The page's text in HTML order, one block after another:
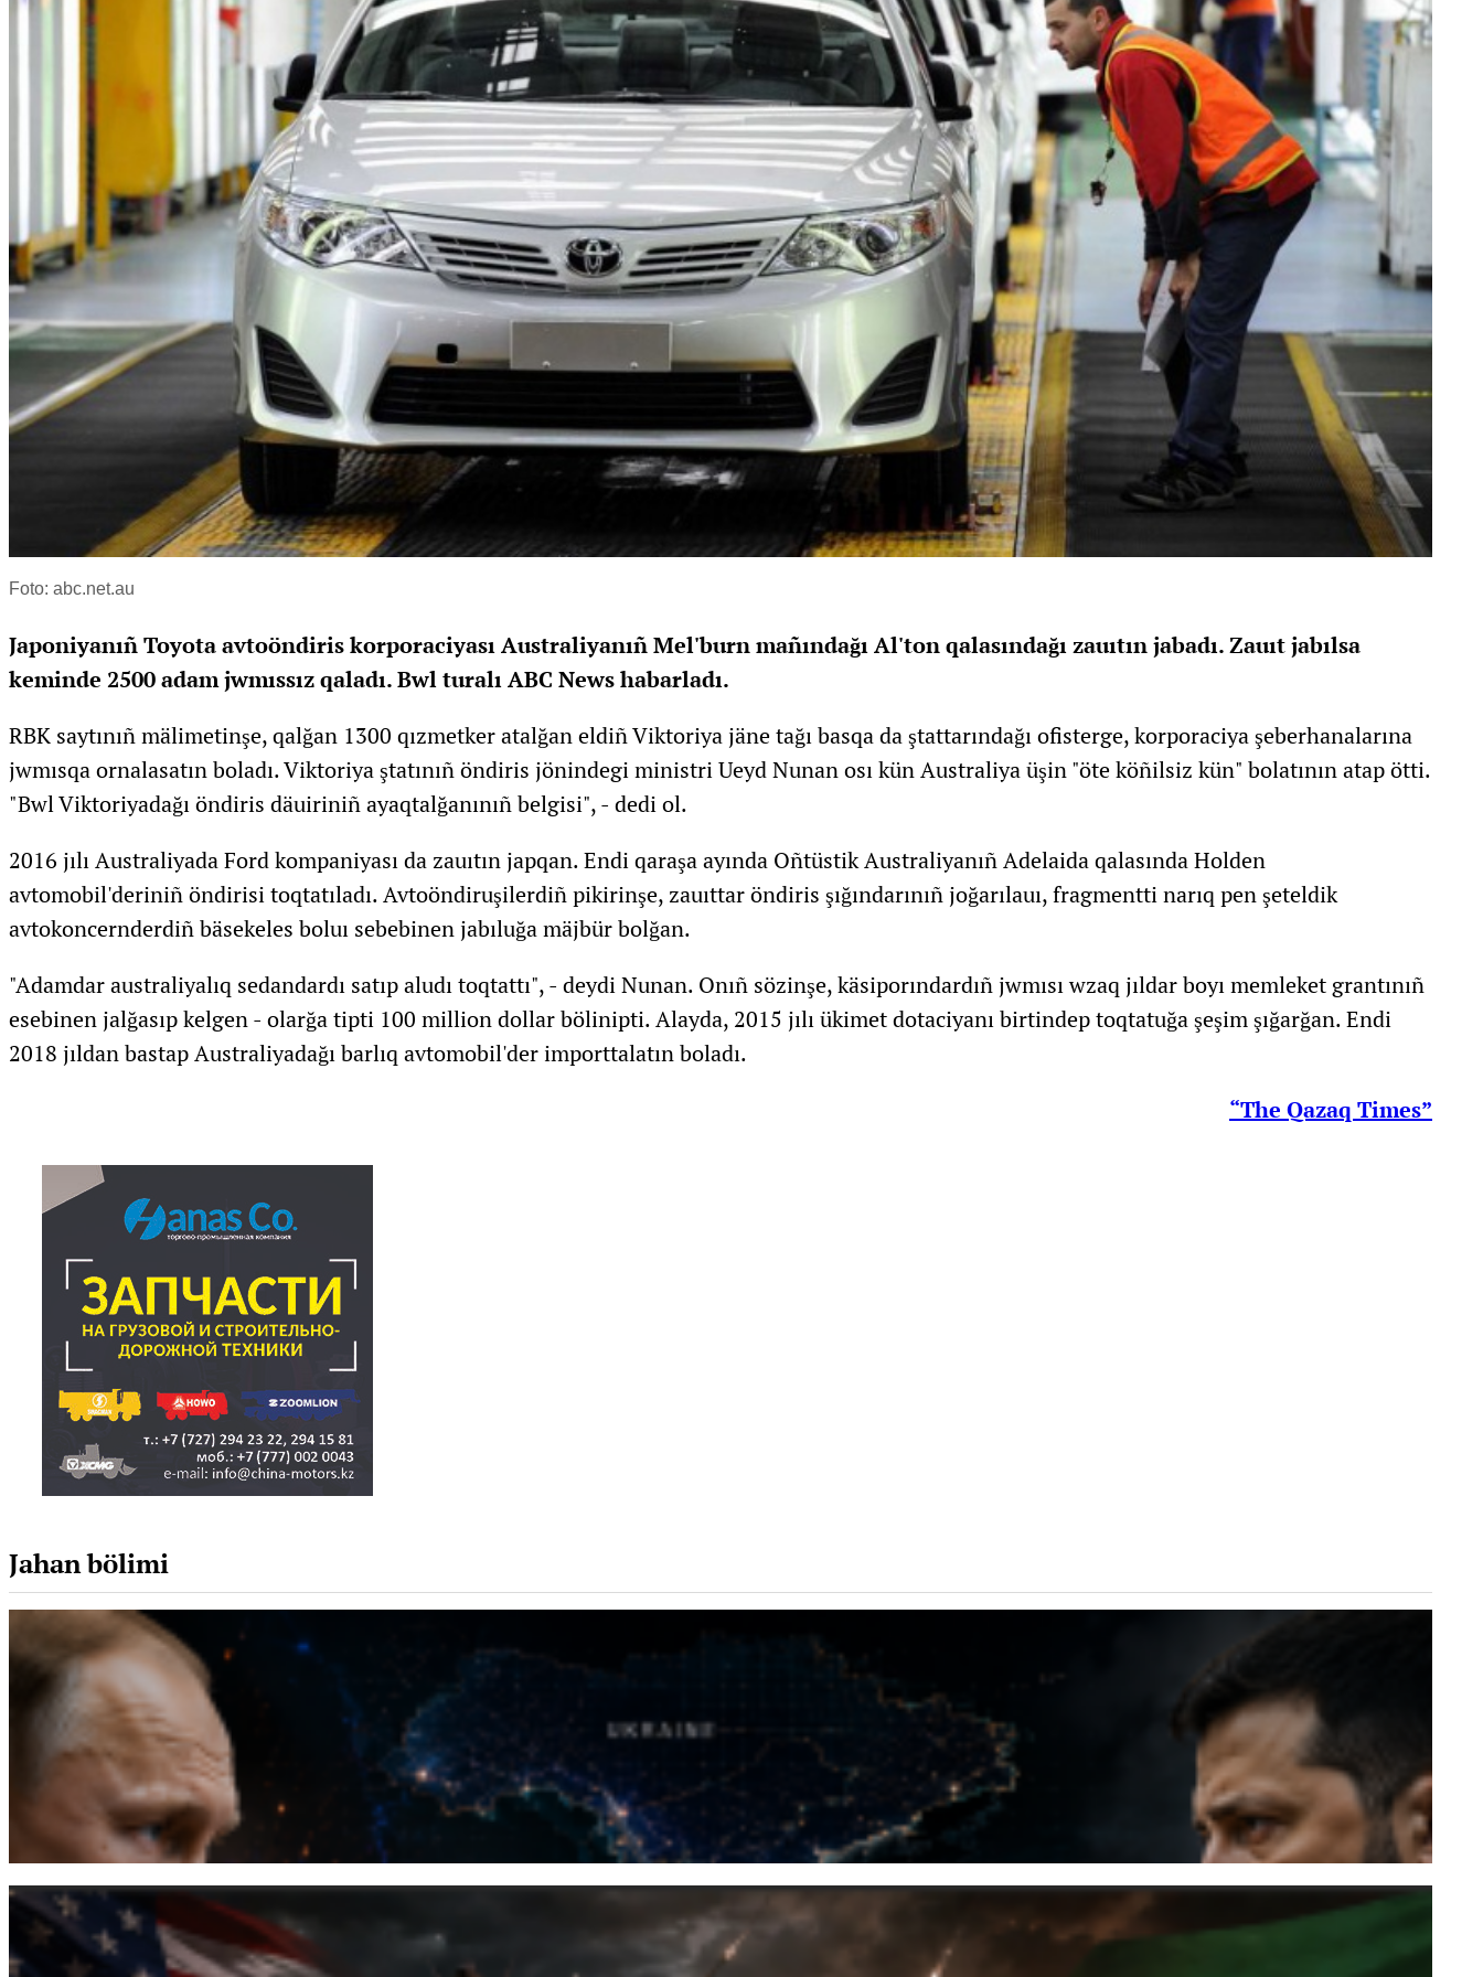
Foto: abc.net.au
Japoniyanıñ Toyota avtoöndiris korporaciyası Australiyanıñ Mel'burn mañındağı Al'ton qalasındağı zauıtın jabadı. Zauıt jabılsa
keminde 2500 adam jwmıssız qaladı. Bwl turalı ABC News habarladı.
RBK saytınıñ mälimetinşe, qalğan 1300 qızmetker atalğan eldiñ Viktoriya jäne tağı basqa da ştattarındağı ofisterge, korporaciya şeberhanalarına
jwmısqa ornalasatın boladı. Viktoriya ştatınıñ öndiris jönindegi ministri Ueyd Nunan osı kün Australiya üşin "öte köñilsiz kün" bolatının atap ötti.
"Bwl Viktoriyadağı öndiris däuiriniñ ayaqtalğanınıñ belgisi", - dedi ol.
2016 jılı Australiyada Ford kompaniyası da zauıtın japqan. Endi qaraşa ayında Oñtüstik Australiyanıñ Adelaida qalasında Holden
avtomobil'deriniñ öndirisi toqtatıladı. Avtoöndiruşilerdiñ pikirinşe, zauıttar öndiris şığındarınıñ joğarılauı, fragmentti narıq pen şeteldik
avtokoncernderdiñ bäsekeles boluı sebebinen jabıluğa mäjbür bolğan.
"Adamdar australiyalıq sedandardı satıp aludı toqtattı", - deydi Nunan. Onıñ sözinşe, käsiporındardıñ jwmısı wzaq jıldar boyı memleket grantınıñ
esebinen jalğasıp kelgen - olarğa tipti 100 million dollar bölinipti. Alayda, 2015 jılı ükimet dotaciyanı birtindep toqtatuğa şeşim şığarğan. Endi
2018 jıldan bastap Australiyadağı barlıq avtomobil'der importtalatın boladı.
“The Qazaq Times”
Jahan bölimi